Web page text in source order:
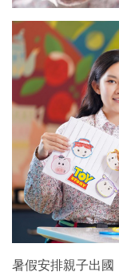
暑假安排親子出國